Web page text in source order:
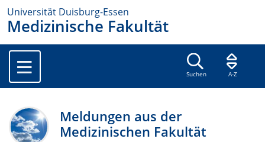
Universität Duisburg-Essen
Medizinische Fakultät
Suchen A-Z
Meldungen aus der
Medizinischen Fakultät